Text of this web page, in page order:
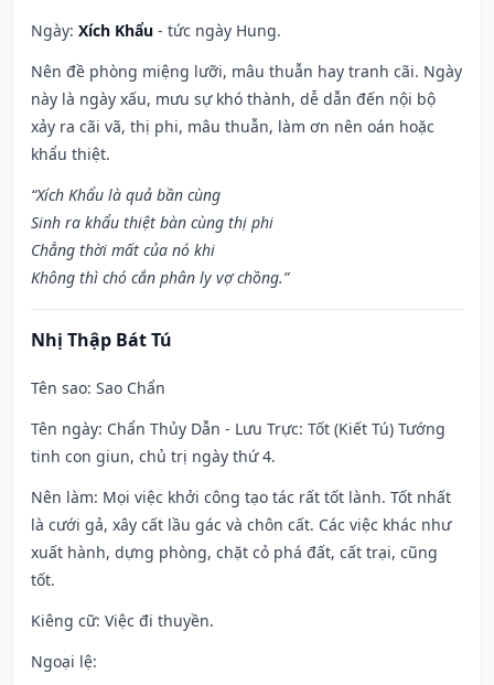
Ngày: Xích Khẩu - tức ngày Hung.
Nên đề phòng miệng lưỡi, mâu thuẫn hay tranh cãi. Ngày
này là ngày xấu, mưu sự khó thành, dễ dẫn đến nội bộ
xảy ra cãi vã, thị phi, mâu thuẫn, làm ơn nên oán hoặc
khẩu thiệt.
“Xích Khẩu là quả bần cùng
Sinh ra khẩu thiệt bàn cùng thị phi
Chẳng thời mất của nó khi
Không thì chó cắn phân ly vợ chồng.”
Nhị Thập Bát Tú
Tên sao: Sao Chẩn
Tên ngày: Chẩn Thủy Dẫn - Lưu Trực: Tốt (Kiết Tú) Tướng
tinh con giun, chủ trị ngày thứ 4.
Nên làm: Mọi việc khởi công tạo tác rất tốt lành. Tốt nhất
là cưới gả, xây cất lầu gác và chôn cất. Các việc khác như
xuất hành, dựng phòng, chặt cỏ phá đất, cất trại, cũng
tốt.
Kiêng cữ: Việc đi thuyền.
Ngoại lệ: